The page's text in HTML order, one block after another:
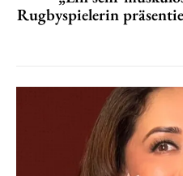
Rugbyspielerin